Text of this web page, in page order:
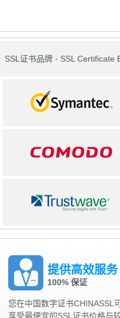
SSL证书品牌 - SSL Certificate
提供高效服务
100% 保证
您在中国数字证书CHINASSL
享受最便宜的SSL证书价格与